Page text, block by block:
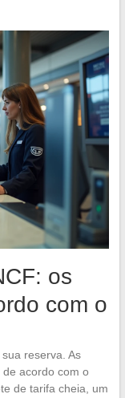
os
com o
reserva. As
acordo com o
de tarifa cheia, um